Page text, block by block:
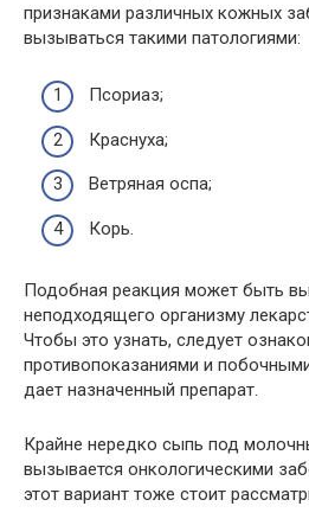
признаками различных кожных
вызываться такими патологиями:
Псориаз;
Краснуха;
Ветряная оспа;
Корь.
Подобная реакция может быть
неподходящего организму
Чтобы это узнать, следует
противопоказаниями и
дает назначенный препарат.
Крайне нередко сыпь под
вызывается онкологическими
этот вариант тоже стоит